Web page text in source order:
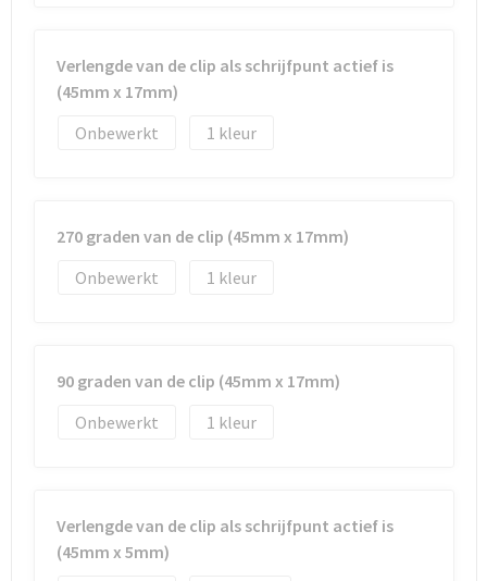
Verlengde van de clip als schrijfpunt actief is
(45mm x 17mm)
Onbewerkt
1
270 graden van de clip (45mm x 17mm)
Onbewerkt
1
90 graden van de clip (45mm x 17mm)
Onbewerkt
1
Verlengde van de clip als schrijfpunt actief is
(45mm x 5mm)